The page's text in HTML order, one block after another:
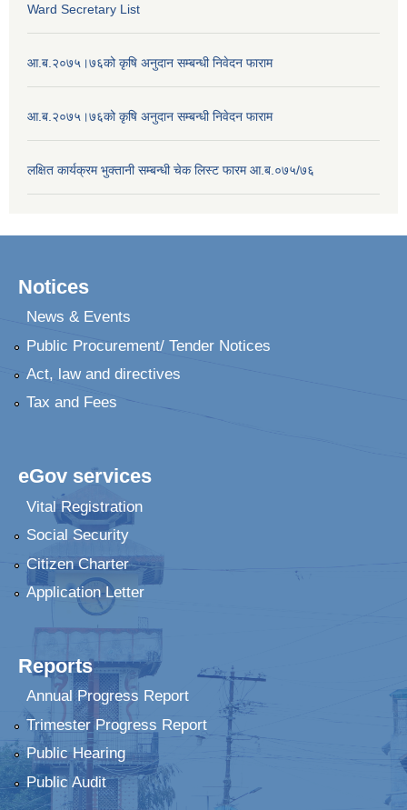
Ward Secretary List
आ.ब.२०७५।७६को कृषि अनुदान सम्बन्धी निवेदन फाराम
आ.ब.२०७५।७६को कृषि अनुदान सम्बन्धी निवेदन फाराम
लक्षित कार्यक्रम भुक्तानी सम्बन्धी चेक लिस्ट फारम आ.ब.०७५/७६
Notices
News & Events
Public Procurement/ Tender Notices
Act, law and directives
Tax and Fees
eGov services
Vital Registration
Social Security
Citizen Charter
Application Letter
Reports
Annual Progress Report
Trimester Progress Report
Public Hearing
Public Audit